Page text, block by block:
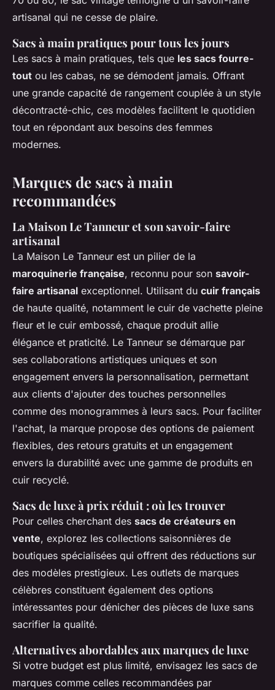
artisanal qui ne cesse de plaire.
Sacs à main pratiques pour tous les jours
Les sacs à main pratiques, tels que les sacs fourre-
tout ou les cabas, ne se démodent jamais. Offrant
une grande capacité de rangement couplée à un style
décontracté-chic, ces modèles facilitent le quotidien
tout en répondant aux besoins des femmes
modernes.
Marques de sacs à main
recommandées
La Maison Le Tanneur et son savoir-faire
artisanal
La Maison Le Tanneur est un pilier de la
maroquinerie française, reconnu pour son savoir-
faire artisanal exceptionnel. Utilisant du cuir français
de haute qualité, notamment le cuir de vachette pleine
fleur et le cuir embossé, chaque produit allie
élégance et praticité. Le Tanneur se démarque par
ses collaborations artistiques uniques et son
engagement envers la personnalisation, permettant
aux clients d'ajouter des touches personnelles
comme des monogrammes à leurs sacs. Pour faciliter
l'achat, la marque propose des options de paiement
flexibles, des retours gratuits et un engagement
envers la durabilité avec une gamme de produits en
cuir recyclé.
Sacs de luxe à prix réduit : où les trouver
Pour celles cherchant des sacs de créateurs en
vente, explorez les collections saisonnières de
boutiques spécialisées qui offrent des réductions sur
des modèles prestigieux. Les outlets de marques
célèbres constituent également des options
intéressantes pour dénicher des pièces de luxe sans
sacrifier la qualité.
Alternatives abordables aux marques de luxe
Si votre budget est plus limité, envisagez les sacs de
marques comme celles recommandées par